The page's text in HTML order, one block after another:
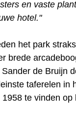
en vaste
hotel."
het park
brede
de Bruijn
taferelen in
te vinden op